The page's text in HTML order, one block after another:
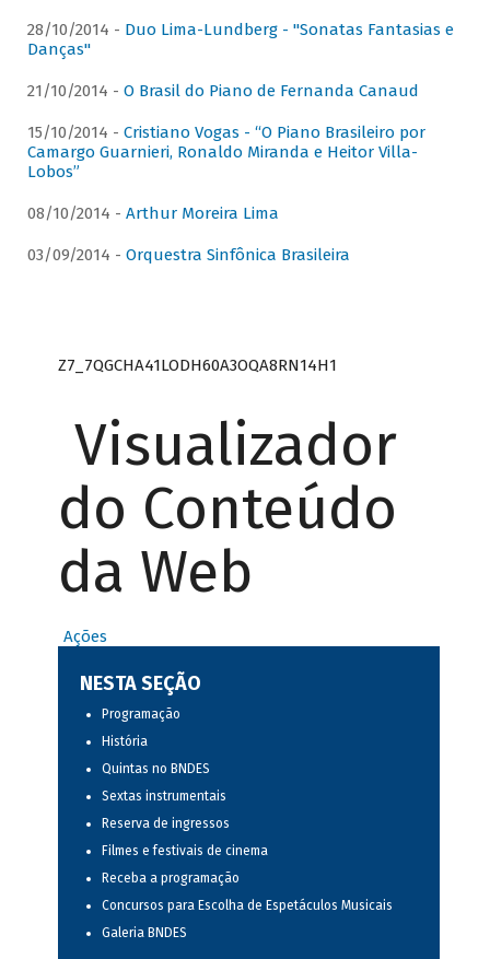
28/10/2014 - Duo Lima-Lundberg - "Sonatas Fantasias e
Danças"
21/10/2014 - O Brasil do Piano de Fernanda Canaud
15/10/2014 - Cristiano Vogas - “O Piano Brasileiro por
Camargo Guarnieri, Ronaldo Miranda e Heitor Villa-
Lobos”
08/10/2014 - Arthur Moreira Lima
03/09/2014 - Orquestra Sinfônica Brasileira
Z7_7QGCHA41LODH60A3OQA8RN14H1
Visualizador
do Conteúdo
da Web
Ações
NESTA SEÇÃO
Programação
História
Quintas no BNDES
Sextas instrumentais
Reserva de ingressos
Filmes e festivais de cinema
Receba a programação
Concursos para Escolha de Espetáculos Musicais
Galeria BNDES